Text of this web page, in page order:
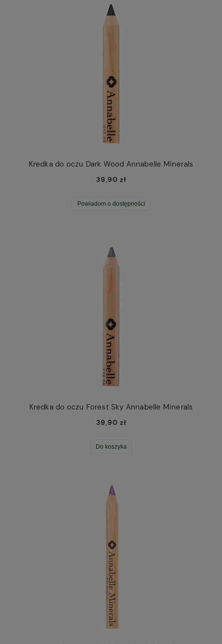
Kredka do oczu Dark Wood Annabelle Minerals
39,90 zł
Powiadom o dostępności
Kredka do oczu Forest Sky Annabelle Minerals
39,90 zł
Do koszyka